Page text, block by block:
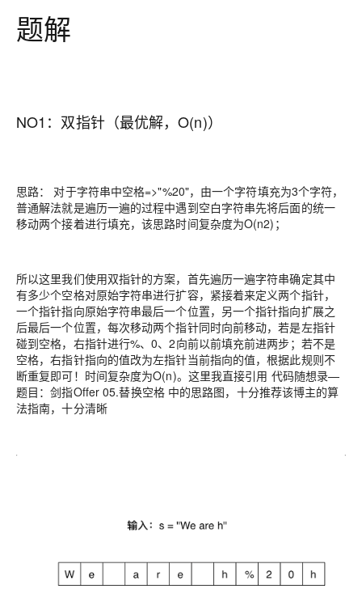
题解
NO1：双指针（最优解，O(n)）
思路： 对于字符串中空格=>"%20"，由一个字符填充为3个字符，
普通解法就是遍历一遍的过程中遇到空白字符串先将后面的统一
移动两个接着进行填充，该思路时间复杂度为O(n2)；
所以这里我们使用双指针的方案，首先遍历一遍字符串确定其中
有多少个空格对原始字符串进行扩容，紧接着来定义两个指针，
一个指针指向原始字符串最后一个位置，另一个指针指向扩展之
后最后一个位置，每次移动两个指针同时向前移动，若是左指针
碰到空格，右指针进行%、0、2向前以前填充前进两步；若不是
空格，右指针指向的值改为左指针当前指向的值，根据此规则不
断重复即可！时间复杂度为O(n)。这里我直接引用 代码随想录—
题目：剑指Offer 05.替换空格 中的思路图，十分推荐该博主的算
法指南，十分清晰